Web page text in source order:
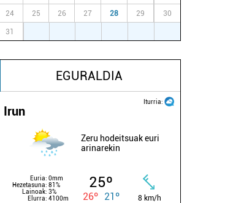
24 25 26 27 28 29 30
31
EGURALDIA
Iturria:
Irun
Zeru hodeitsuak euri
arinarekin
Euria: 0mm
Hezetasuna: 81%
Lainoak: 3%
Elurra: 4100m
25º
26º 21º 8 km/h